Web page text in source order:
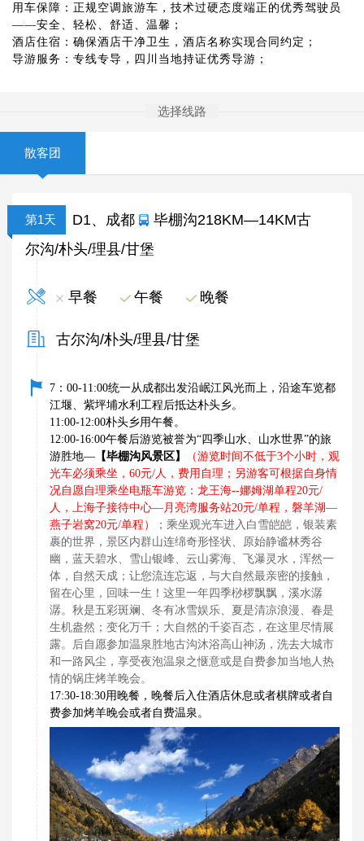
用车保障：正规空调旅游车，技术过硬态度端正的优秀驾驶员
——安全、轻松、舒适、温馨；
酒店住宿：确保酒店干净卫生，酒店名称实现合同约定；
导游服务：专线专导，四川当地持证优秀导游；
选择线路
散客团
第1天 D1、成都
毕棚沟218KM—14KM古
尔沟/朴头/理县/甘堡
早餐 午餐 晚餐
古尔沟/朴头/理县/甘堡
7 ： 00-11:00统一从成都出发沿岷江风光而上，沿途车览都
江堰、紫坪埔水利工程后抵达朴头乡。
11:00-12:00朴头乡用午餐。
12:00-16:00午餐后游览被誉为“四季山水、山水世界”的旅
游胜地— 【毕棚沟风景区】
（游览时间不低于3个小时，观
光车必须乘坐，60元/人，费用自理；另游客可根据自身情
况自愿自理乘坐电瓶车游览：龙王海--娜姆湖单程20元/
人，上海子接待中心—月亮湾服务站20元/单程，磐羊湖—
燕子岩窝20元/单程）
；乘坐观光车进入白雪皑皑，银装素
裹的世界，景区内群山连绵奇形怪状、原始静谧林秀谷
幽，蓝天碧水、雪山银峰、云山雾海、飞瀑灵水，浑然一
体，自然天成；让您流连忘返，与大自然最亲密的接触，
留在心里，回味一生！这里一年四季桫椤飘飘，溪水潺
潺。秋是五彩斑斓、冬有冰雪娱乐、夏是清凉浪漫、春是
生机盎然；变化万千；大自然的千姿百态，在这里尽情展
露。后自愿参加温泉胜地古沟沐浴高山神汤，洗去大城市
和一路风尘，享受夜泡温泉之惬意或是自费参加当地人热
情的锅庄烤羊晚会。
17:30-18:30用晚餐，晚餐后入住酒店休息或者棋牌或者自
费参加烤羊晚会或者自费温泉。